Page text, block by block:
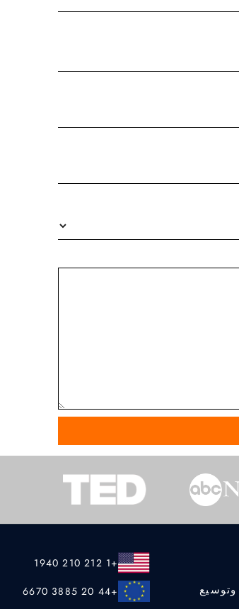
+1 212 210 1940
+44 20 3885 6670